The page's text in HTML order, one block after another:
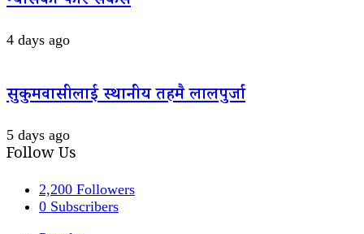
4 days ago
सुकुमवासीलाई स्थानीय तहमै लालपुर्जा
5 days ago
Follow Us
2,200 Followers
0 Subscribers